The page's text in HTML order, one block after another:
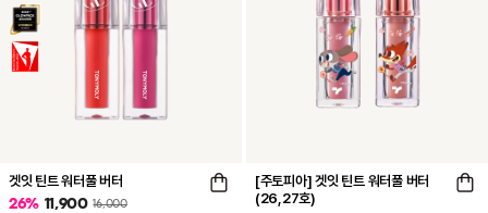
겟잇 틴트 워터풀 버터
26% 11,900 16,000
[주토피아] 겟잇 틴트 워터풀 버터
(26,27호)